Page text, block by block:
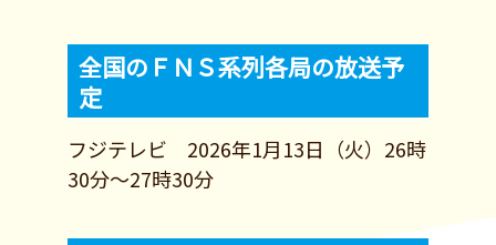
全国のＦＮＳ系列各局の放送予
定
フジテレビ 2026年1月13日（火）26時
30分～27時30分